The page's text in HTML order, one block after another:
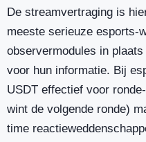
De streamvertraging is
meeste serieuze esports-
observermodules in
voor hun informatie. Bij
USDT effectief voor
wint de volgende ronde)
time